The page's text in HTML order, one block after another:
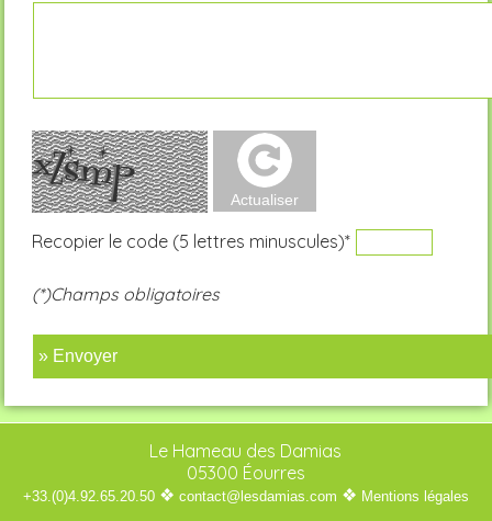
Recopier le code (5 lettres minuscules)*
(*)Champs obligatoires
» Envoyer
Le Hameau des Damias
05300 Éourres
+33.(0)4.92.65.20.50 ❖ contact@lesdamias.com ❖ Mentions légales